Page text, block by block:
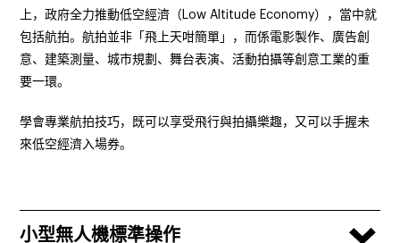
上，政府全力推動低空經濟（Low Altitude Economy），當中就
包括航拍。航拍並非「飛上天咁簡單」，而係電影製作、廣告創
意、建築測量、城市規劃、舞台表演、活動拍攝等創意工業的重
要一環。
學會專業航拍技巧，既可以享受飛行與拍攝樂趣，又可以手握未
來低空經濟入場券。
小型無人機標準操作